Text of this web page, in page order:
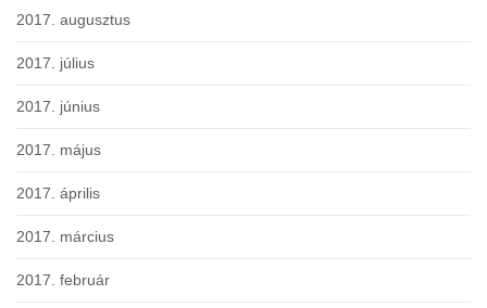
2017. augusztus
2017. július
2017. június
2017. május
2017. április
2017. március
2017. február